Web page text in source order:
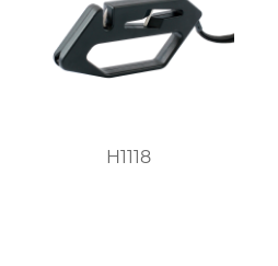
H1118